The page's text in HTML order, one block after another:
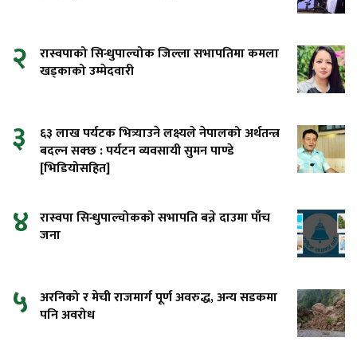
२
रास्वपाको सिन्धुपाल्चोक जिल्ला सभापतिमा कमला
खड्काको उम्मेदवारी
३
६३ लाख पर्यटक भित्र्याउने लक्ष्यले नेपालको अर्थतन्त्र
बदल्न सक्छ : पर्यटन व्यवसायी सुमन पाण्डे
[भिडियोसहित]
४ रास्वपा सिन्धुपाल्चोकको सभापति बन्ने दाउमा पाँच
जना
५ अरनिको र मेची राजमार्ग पूर्ण अवरुद्ध, अन्य सडकमा
पनि अवरोध